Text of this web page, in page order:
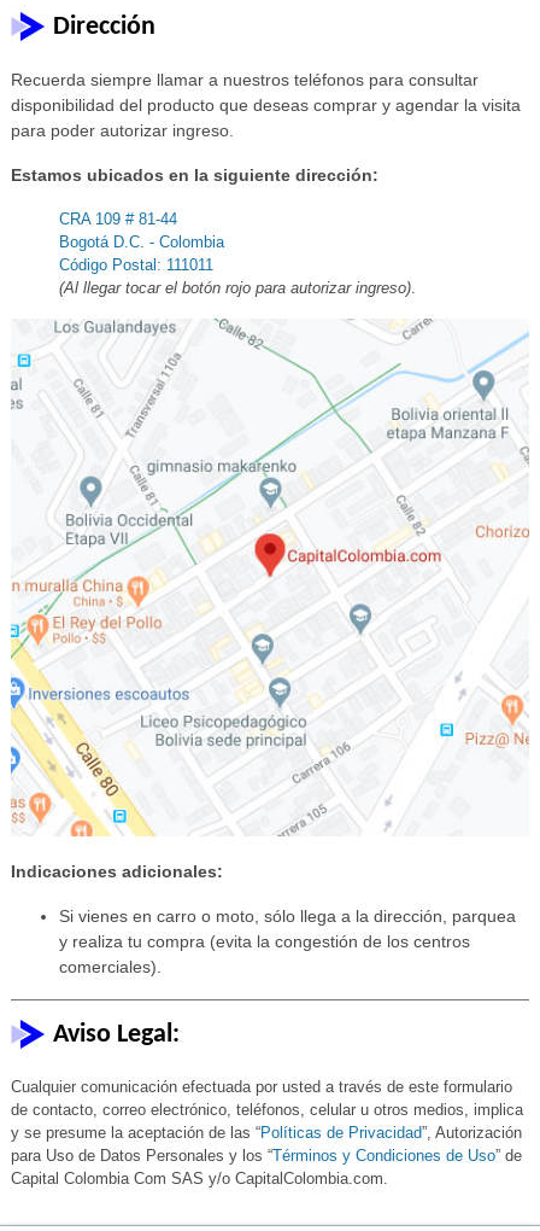
Dirección
Recuerda siempre llamar a nuestros teléfonos para consultar
disponibilidad del producto que deseas comprar y agendar la visita
para poder autorizar ingreso.
Estamos ubicados en la siguiente dirección:
CRA 109 # 81-44
Bogotá D.C. - Colombia
Código Postal: 111011
(Al llegar tocar el botón rojo para autorizar ingreso).
Indicaciones adicionales:
Si vienes en carro o moto, sólo llega a la dirección, parquea
y realiza tu compra (evita la congestión de los centros
comerciales).
Aviso Legal:
Cualquier comunicación efectuada por usted a través de este formulario
de contacto, correo electrónico, teléfonos, celular u otros medios, implica
y se presume la aceptación de las “Políticas de Privacidad”, Autorización
para Uso de Datos Personales y los “Términos y Condiciones de Uso” de
Capital Colombia Com SAS y/o CapitalColombia.com.